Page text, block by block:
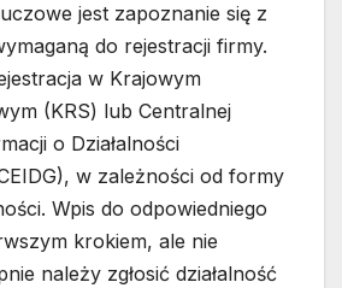
jest zapoznanie się z
do rejestracji firmy.
w Krajowym
(KRS) lub Centralnej
o Działalności
w zależności od formy
Wpis do odpowiedniego
krokiem, ale nie
należy zgłosić działalność